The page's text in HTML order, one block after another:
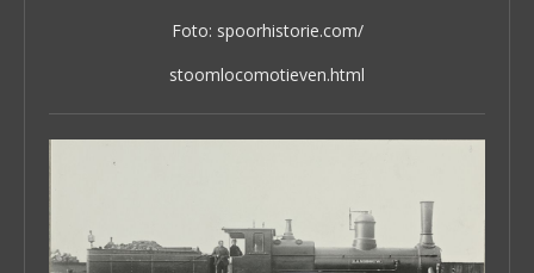
Foto: spoorhistorie.com/
stoomlocomotieven.html